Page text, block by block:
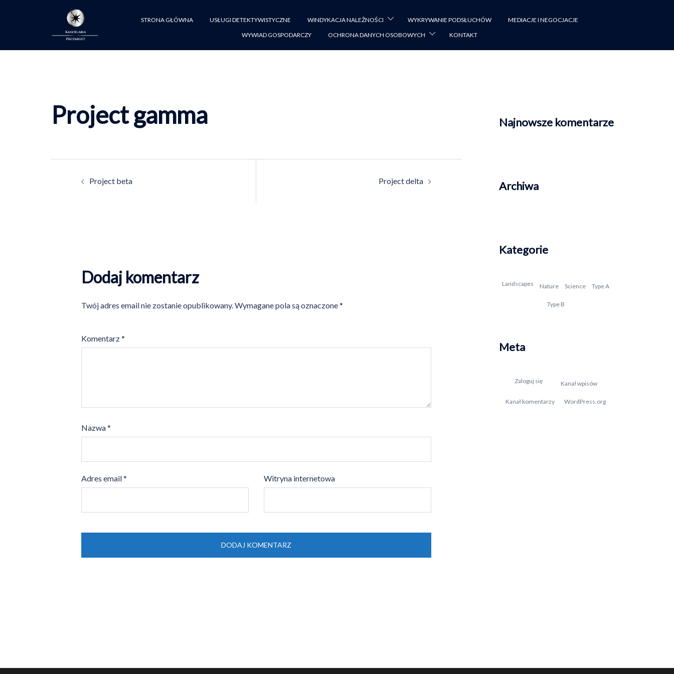
STRONA GŁÓWNA USŁUGI DETEKTYWISTYCZNE WINDYKACJA NALEŻNOŚCI WYKRYWANIE PODSŁUCHÓW
MEDIACJE I NEGOCJACJE
WYWIAD GOSPODARCZY
OCHRONA DANYCH OSOBOWYCH KONTAKT
Project gamma
Project beta Project delta
Dodaj komentarz
Twój adres email nie zostanie opublikowany.Wymagane pola są oznaczone*
Komentarz*
Nazwa*
Adres email* Witryna internetowa
Najnowsze komentarze
Archiwa
Kategorie
Landscapes Nature Science Type A
Type B
Meta
Zaloguj się Kanał wpisów
Kanał komentarzy WordPress.org